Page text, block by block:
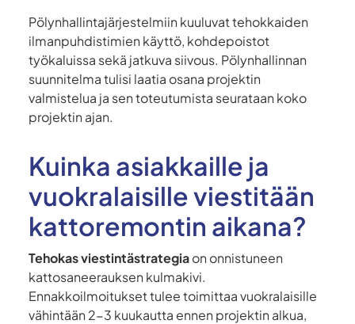
Pölynhallintajärjestelmiin kuuluvat tehokkaiden
ilmanpuhdistimien käyttö, kohdepoistot
työkaluissa sekä jatkuva siivous. Pölynhallinnan
suunnitelma tulisi laatia osana projektin
valmistelua ja sen toteutumista seurataan koko
projektin ajan.
Kuinka asiakkaille ja
vuokralaisille viestitään
kattoremontin aikana?
Tehokas viestintästrategiaon onnistuneen
kattosaneerauksen kulmakivi.
Ennakkoilmoitukset tulee toimittaa vuokralaisille
vähintään 2-3 kuukautta ennen projektin alkua,